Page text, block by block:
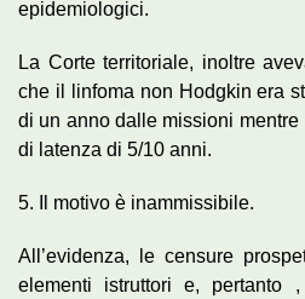
epidemiologici.
La Corte territoriale, inoltre
che il linfoma non Hodgkin era
di un anno dalle missioni
di latenza di 5/10 anni.
5. Il motivo è inammissibile.
All’evidenza, le censure
elementi istruttori e, pertanto